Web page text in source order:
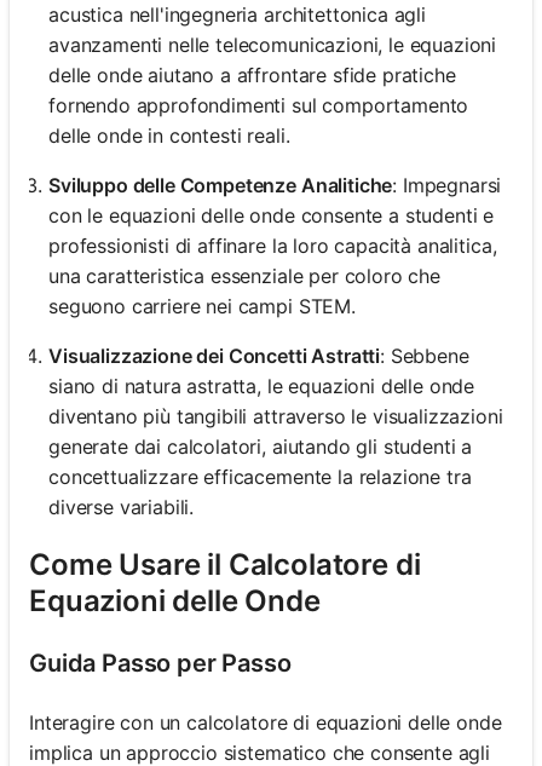
acustica nell'ingegneria architettonica agli
avanzamenti nelle telecomunicazioni, le equazioni
delle onde aiutano a affrontare sfide pratiche
fornendo approfondimenti sul comportamento
delle onde in contesti reali.
Sviluppo delle Competenze Analitiche: Impegnarsi
con le equazioni delle onde consente a studenti e
professionisti di affinare la loro capacità analitica,
una caratteristica essenziale per coloro che
seguono carriere nei campi STEM.
Visualizzazione dei Concetti Astratti: Sebbene
siano di natura astratta, le equazioni delle onde
diventano più tangibili attraverso le visualizzazioni
generate dai calcolatori, aiutando gli studenti a
concettualizzare efficacemente la relazione tra
diverse variabili.
Come Usare il Calcolatore di
Equazioni delle Onde
Guida Passo per Passo
Interagire con un calcolatore di equazioni delle onde
implica un approccio sistematico che consente agli